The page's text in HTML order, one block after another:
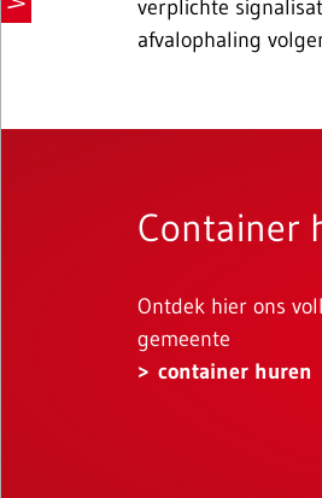
verplichte
afvalophaling
Container
Ontdek hier ons
gemeente
container huren